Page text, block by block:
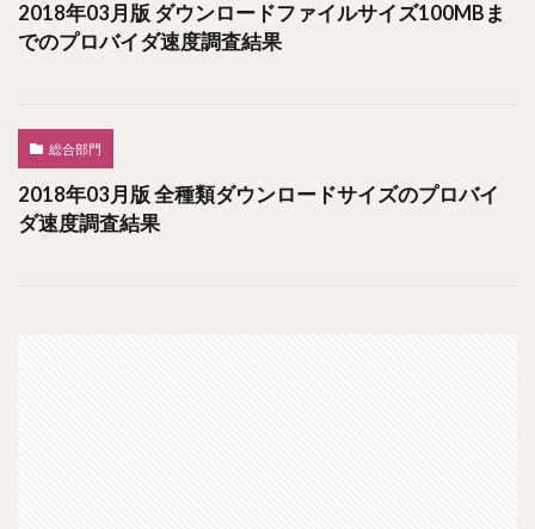
2018年03月版 ダウンロードファイルサイズ100MBま
でのプロバイダ速度調査結果
総合部門
2018年03月版 全種類ダウンロードサイズのプロバイ
ダ速度調査結果